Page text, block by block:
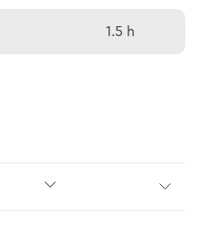
1.5 h